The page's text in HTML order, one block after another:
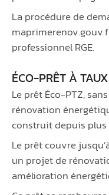
La procédure de
professionnel RGE.
ÉCO-PRÊT À
Le prêt Éco-PTZ,
rénovation
construit depuis plus
Le prêt couvre
un projet de
amélioration